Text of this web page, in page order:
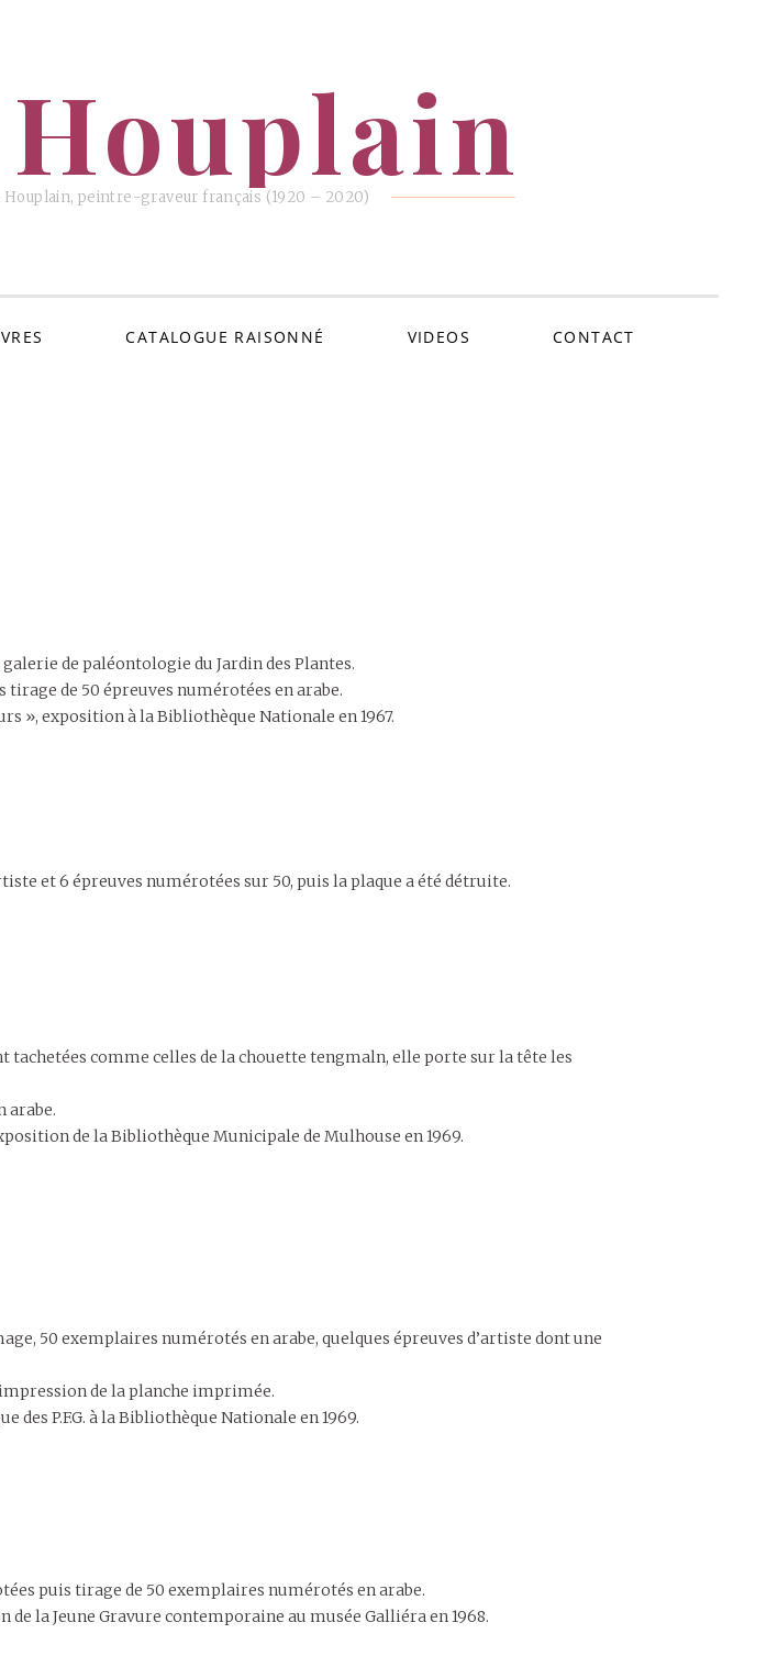
Houplain
Houplain, peintre-graveur français (1920 – 2020)
CATALOGUE RAISONNÉ VIDEOS CONTACT
de paléontologie du Jardin des Plantes.
de 50 épreuves numérotées en arabe.
», exposition à la Bibliothèque Nationale en 1967.
et 6 épreuves numérotées sur 50, puis la plaque a été détruite.
tachetées comme celles de la chouette tengmaln, elle porte sur la tête les
arabe.
de la Bibliothèque Municipale de Mulhouse en 1969.
50 exemplaires numérotés en arabe, quelques épreuves d’artiste dont une
de la planche imprimée.
P.F.G. à la Bibliothèque Nationale en 1969.
puis tirage de 50 exemplaires numérotés en arabe.
de la Jeune Gravure contemporaine au musée Galliéra en 1968.